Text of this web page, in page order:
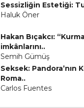
Sessizliğin Estetiği:
Haluk Öner
Hakan Bıçakcı:
imkânlarını..
Semih Gümüş
Seksek: Pandora’nın
Roma..
Carlos Fuentes